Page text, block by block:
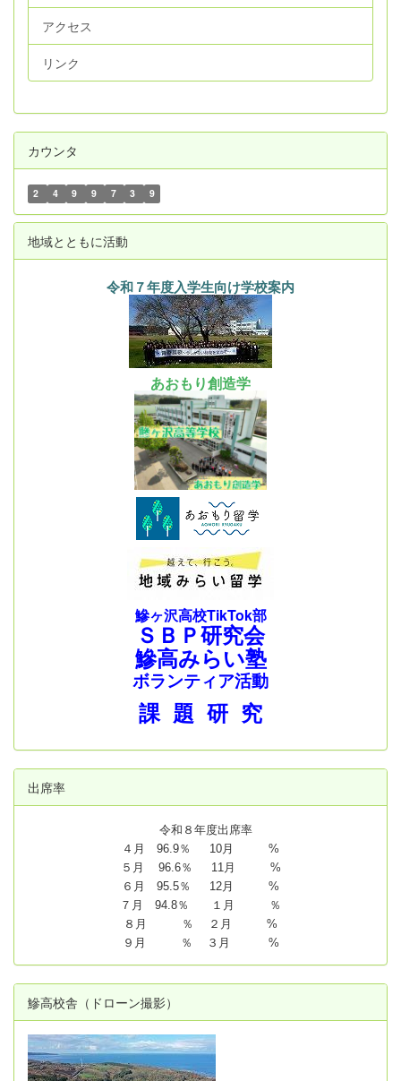
アクセス
リンク
カウンタ
2 4 9 9 7 3 9
地域とともに活動
令和７年度入学生向け学校案内
あおもり創造学
鰺ヶ沢高校TikTok部
ＳＢＰ研究会
鰺高みらい塾
ボランティア活動
課 題 研 究
出席率
令和８年度出席率
４月 96.9％ 10月 %
５月 96.6％ 11月 %
６月 95.5％ 12月 %
７月 94.8％ １月 ％
８月 ％ ２月 %
９月 ％ ３月 %
鰺高校舎（ドローン撮影）